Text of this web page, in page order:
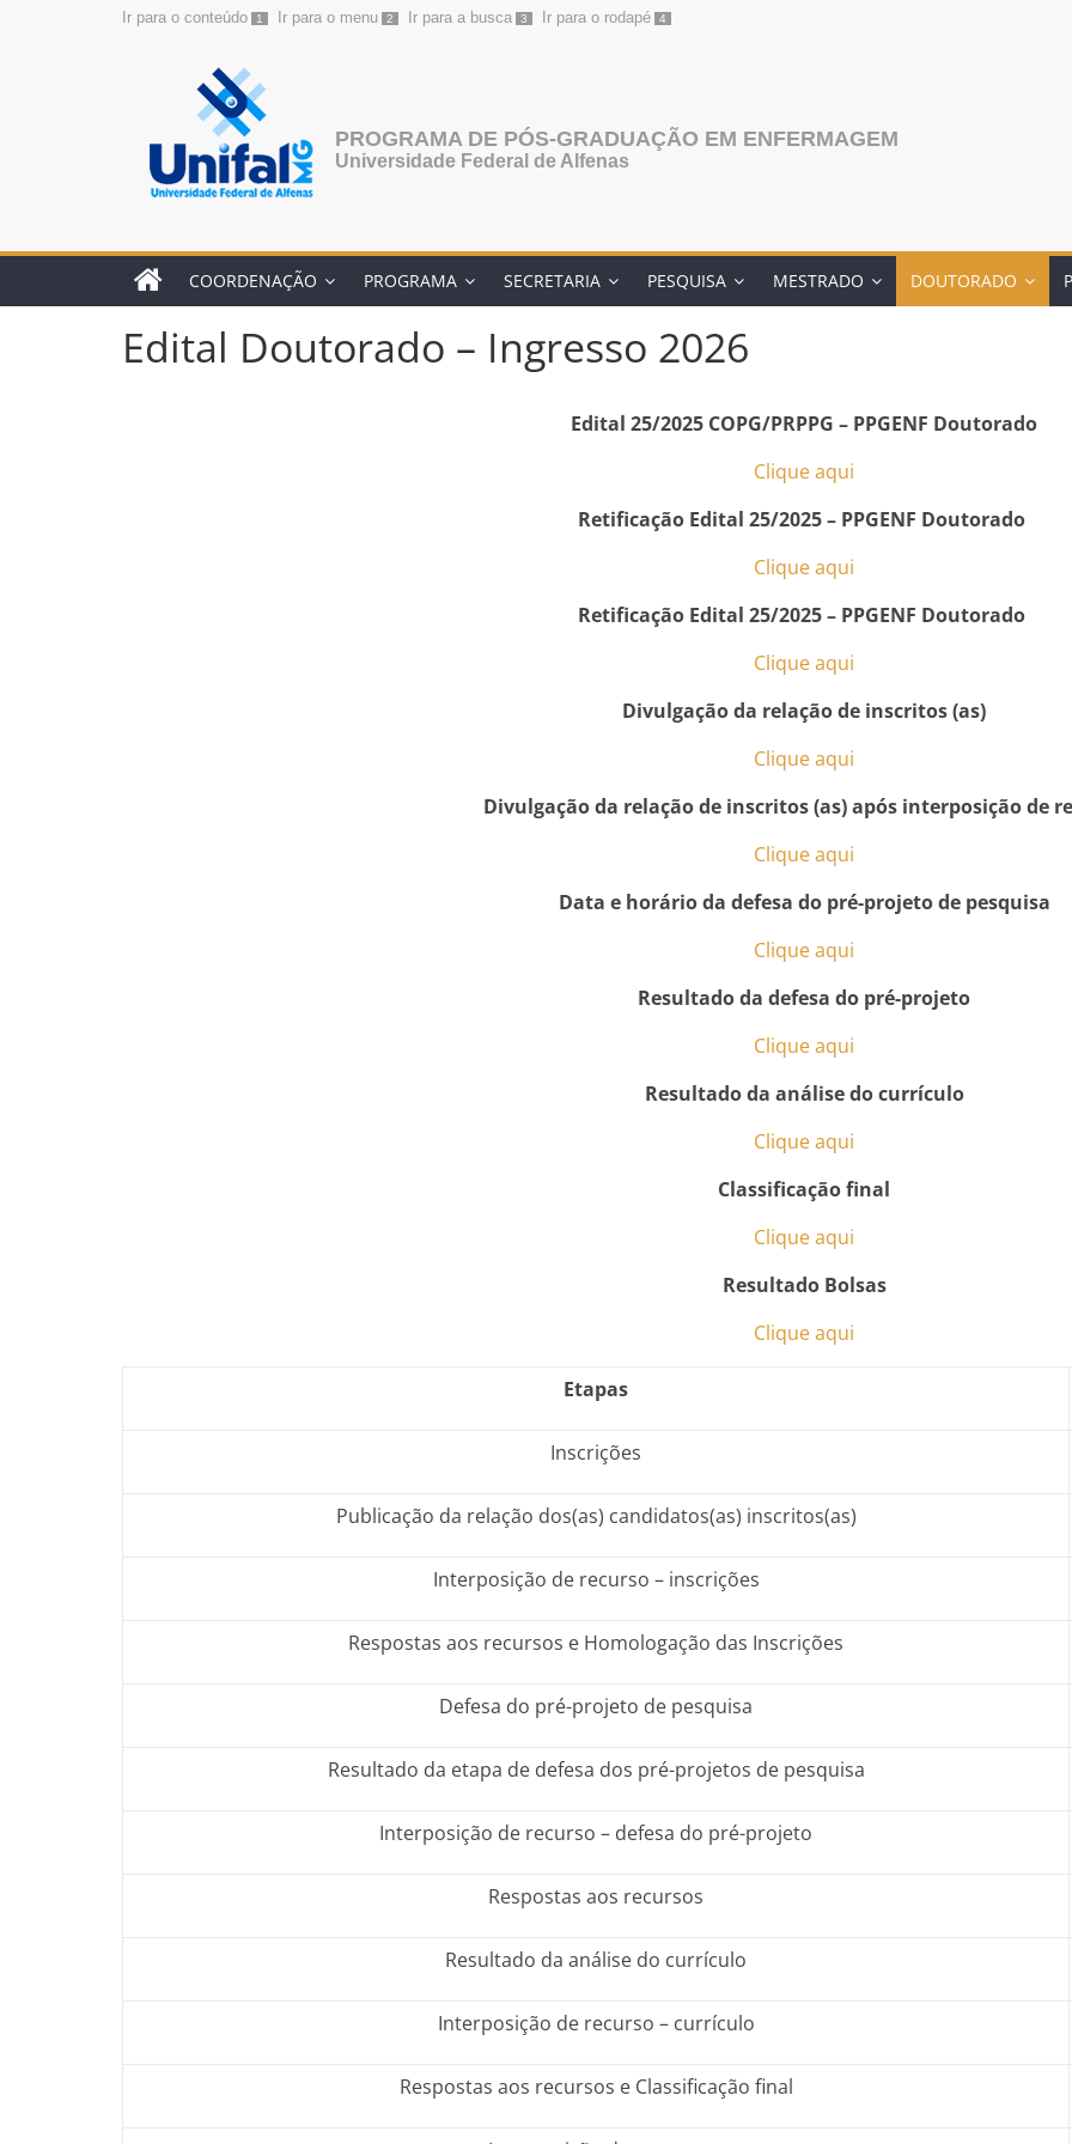
Ir para o conteúdo 1 Ir para o menu 2 Ir para a busca 3 Ir para o rodapé 4
PROGRAMA DE PÓS-GRADUAÇÃO EM ENFERMAGEM
Universidade Federal de Alfenas
COORDENAÇÃO PROGRAMA SECRETARIA PESQUISA MESTRADO DOUTORADO
Edital Doutorado – Ingresso 2026
Edital 25/2025 COPG/PRPPG – PPGENF Doutorado
Clique aqui
Retificação Edital 25/2025 – PPGENF Doutorado
Clique aqui
Retificação Edital 25/2025 – PPGENF Doutorado
Clique aqui
Divulgação da relação de inscritos (as)
Clique aqui
Divulgação da relação de inscritos (as) após interposição de
Clique aqui
Data e horário da defesa do pré-projeto de pesquisa
Clique aqui
Resultado da defesa do pré-projeto
Clique aqui
Resultado da análise do currículo
Clique aqui
Classificação final
Clique aqui
Resultado Bolsas
Clique aqui
Etapas
Inscrições
Publicação da relação dos(as) candidatos(as) inscritos(as)
Interposição de recurso – inscrições
Respostas aos recursos e Homologação das Inscrições
Defesa do pré-projeto de pesquisa
Resultado da etapa de defesa dos pré-projetos de pesquisa
Interposição de recurso – defesa do pré-projeto
Respostas aos recursos
Resultado da análise do currículo
Interposição de recurso – currículo
Respostas aos recursos e Classificação final